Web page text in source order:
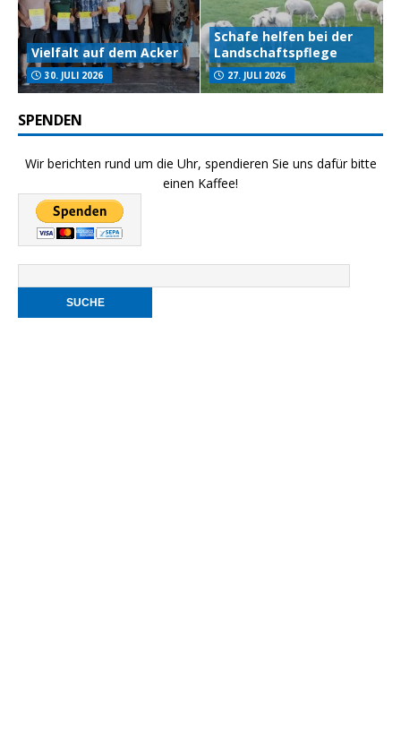
Vielfalt auf dem Acker
30. JULI 2026
Schafe helfen bei der
Landschaftspflege
27. JULI 2026
SPENDEN
Wir berichten rund um die Uhr, spendieren Sie uns dafür bitte
einen Kaffee!